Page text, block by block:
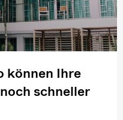
können Ihre
schneller